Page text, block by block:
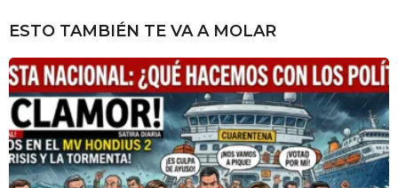
ESTO TAMBIÉN TE VA A MOLAR